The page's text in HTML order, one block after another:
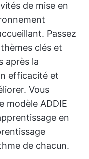
de mise en
Passez
clés et
après la
efficacité et
Vous
modèle ADDIE
en
de chacun.